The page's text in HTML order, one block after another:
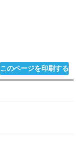
このページを印刷する